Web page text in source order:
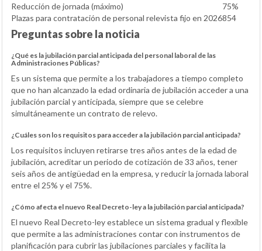
Reducción de jornada (máximo)
75%
Plazas para contratación de personal relevista fijo en 2026854
Preguntas sobre la noticia
¿Qué es la jubilación parcial anticipada del personal laboral de las
Administraciones Públicas?
Es un sistema que permite a los trabajadores a tiempo completo
que no han alcanzado la edad ordinaria de jubilación acceder a una
jubilación parcial y anticipada, siempre que se celebre
simultáneamente un contrato de relevo.
¿Cuáles son los requisitos para acceder a la jubilación parcial anticipada?
Los requisitos incluyen retirarse tres años antes de la edad de
jubilación, acreditar un periodo de cotización de 33 años, tener
seis años de antigüedad en la empresa, y reducir la jornada laboral
entre el 25% y el 75%.
¿Cómo afecta el nuevo Real Decreto-ley a la jubilación parcial anticipada?
El nuevo Real Decreto-ley establece un sistema gradual y flexible
que permite a las administraciones contar con instrumentos de
planificación para cubrir las jubilaciones parciales y facilita la